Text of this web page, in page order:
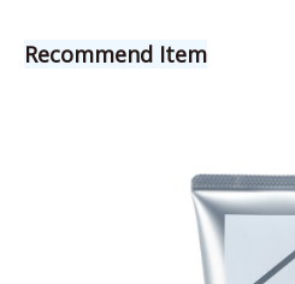
Recommend Item